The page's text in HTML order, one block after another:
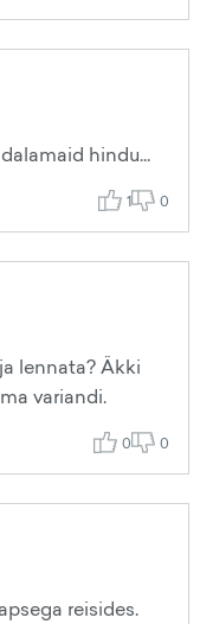
hindu...
1 0
lennata? Äkki
variandi.
0 0
reisides.